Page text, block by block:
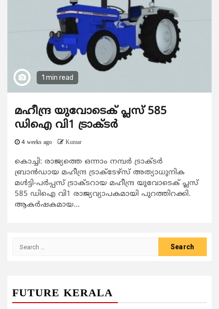
1 min read
മഹീന്ദ്ര യുവോടെക് പ്ലസ് 585
ഡിഐ വി1 ട്രാക്ടർ
4 weeks ago Kumar
കൊച്ചി: രാജ്യത്തെ ഒന്നാം നമ്പർ ട്രാക്ടർ
ബ്രാൻഡായ മഹീന്ദ്ര ട്രാക്ടേഴ്‌സ് അത്യാധുനിക
മൾട്ടി-പർപ്പസ് ട്രാക്ടറായ മഹീന്ദ്ര യുവോടെക് പ്ലസ്
585 ഡിഐ വി1 രാജ്യവ്യാപകമായി പുറത്തിറക്കി.
ആകർഷകമായ...
FUTURE KERALA